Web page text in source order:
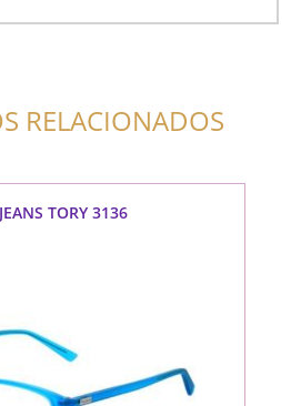
RELACIONADOS
TORY 3136